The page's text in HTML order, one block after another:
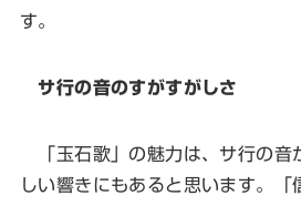
す。
サ行の音のすがすがしさ
「玉石歌」の魅力は、サ行の音
しい響きにもあると思います。「